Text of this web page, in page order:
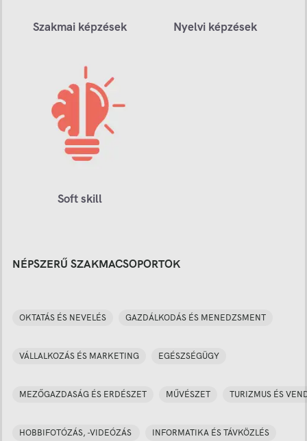
Szakmai képzések Nyelvi képzések
Soft skill
NÉPSZERŰ SZAKMACSOPORTOK
OKTATÁS ÉS NEVELÉS GAZDÁLKODÁS ÉS MENEDZSMENT
VÁLLALKOZÁS ÉS MARKETING EGÉSZSÉGÜGY
MEZŐGAZDASÁG ÉS ERDÉSZET MŰVÉSZET TURIZMUS ÉS
HOBBIFOTÓZÁS, -VIDEÓZÁS INFORMATIKA ÉS TÁVKÖZLÉS